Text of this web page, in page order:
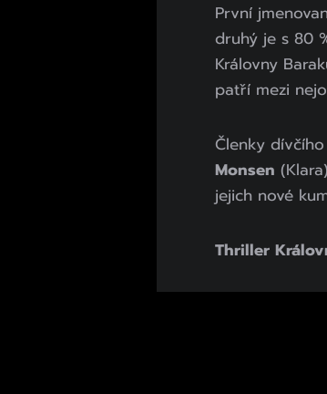
První
druhý je s 80
Královny
patří mezi
Členky
Monsen
jejich nové
Thriller